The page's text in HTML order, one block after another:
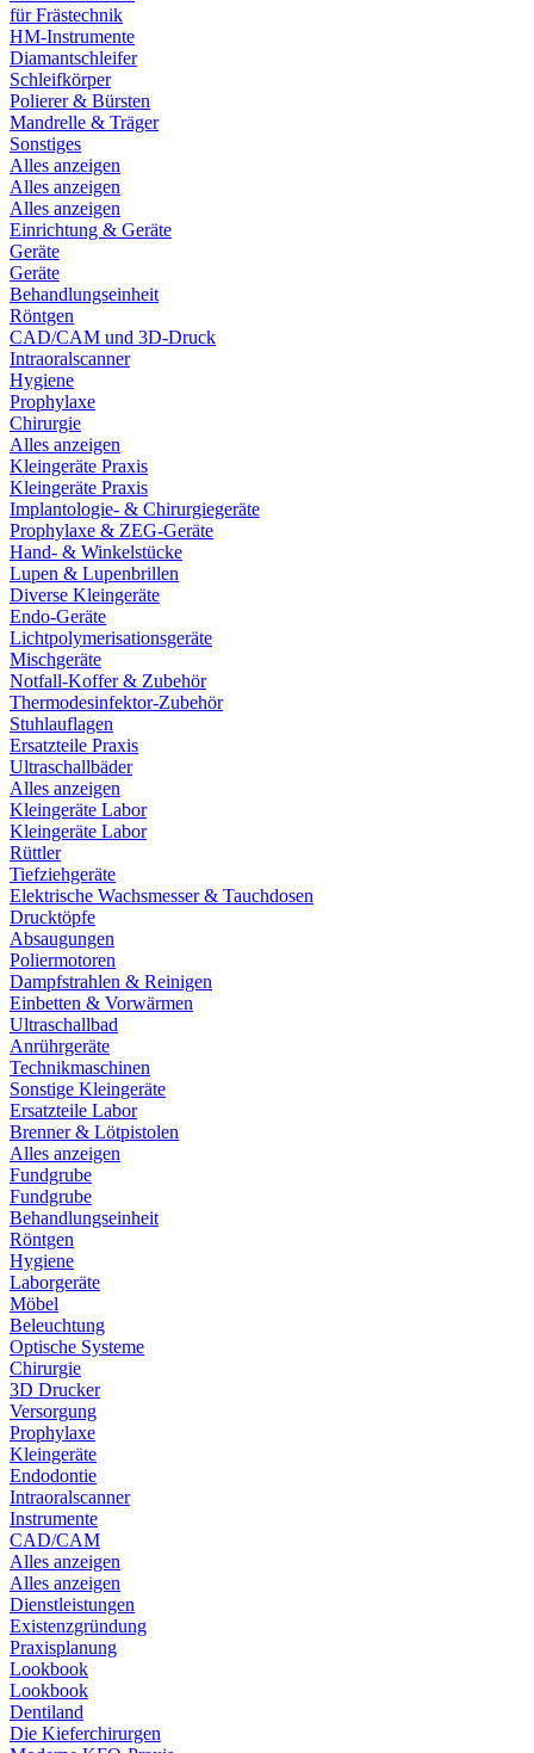
für Frästechnik
HM-Instrumente
Diamantschleifer
Schleifkörper
Polierer & Bürsten
Mandrelle & Träger
Sonstiges
Alles anzeigen
Alles anzeigen
Alles anzeigen
Einrichtung & Geräte
Geräte
Geräte
Behandlungseinheit
Röntgen
CAD/CAM und 3D-Druck
Intraoralscanner
Hygiene
Prophylaxe
Chirurgie
Alles anzeigen
Kleingeräte Praxis
Kleingeräte Praxis
Implantologie- & Chirurgiegeräte
Prophylaxe & ZEG-Geräte
Hand- & Winkelstücke
Lupen & Lupenbrillen
Diverse Kleingeräte
Endo-Geräte
Lichtpolymerisationsgeräte
Mischgeräte
Notfall-Koffer & Zubehör
Thermodesinfektor-Zubehör
Stuhlauflagen
Ersatzteile Praxis
Ultraschallbäder
Alles anzeigen
Kleingeräte Labor
Kleingeräte Labor
Rüttler
Tiefziehgeräte
Elektrische Wachsmesser & Tauchdosen
Drucktöpfe
Absaugungen
Poliermotoren
Dampfstrahlen & Reinigen
Einbetten & Vorwärmen
Ultraschallbad
Anrührgeräte
Technikmaschinen
Sonstige Kleingeräte
Ersatzteile Labor
Brenner & Lötpistolen
Alles anzeigen
Fundgrube
Fundgrube
Behandlungseinheit
Röntgen
Hygiene
Laborgeräte
Möbel
Beleuchtung
Optische Systeme
Chirurgie
3D Drucker
Versorgung
Prophylaxe
Kleingeräte
Endodontie
Intraoralscanner
Instrumente
CAD/CAM
Alles anzeigen
Alles anzeigen
Dienstleistungen
Existenzgründung
Praxisplanung
Lookbook
Lookbook
Dentiland
Die Kieferchirurgen